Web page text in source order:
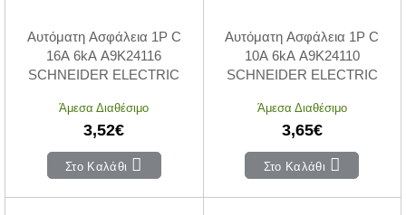
Αυτόματη Ασφάλεια 1P C
16A 6kA A9K24116
SCHNEIDER ELECTRIC
Άμεσα Διαθέσιμο
3,52€
Στο Καλάθι
Αυτόματη Ασφάλεια 1P C
10A 6kA A9K24110
SCHNEIDER ELECTRIC
Άμεσα Διαθέσιμο
3,65€
Στο Καλάθι